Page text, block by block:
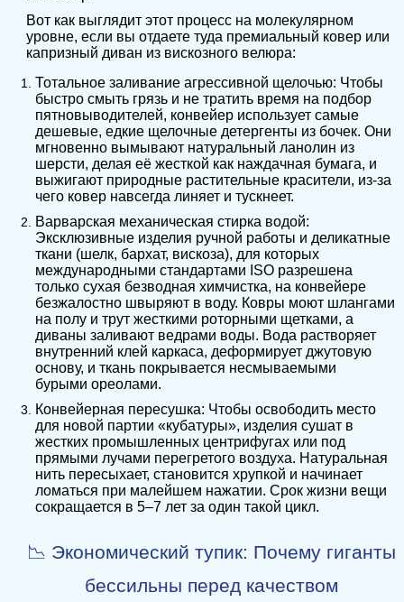
Вот как выглядит этот процесс на молекулярном
уровне, если вы отдаете туда премиальный ковер или
капризный диван из вискозного велюра:
Тотальное заливание агрессивной щелочью: Чтобы
быстро смыть грязь и не тратить время на подбор
пятновыводителей, конвейер использует самые
дешевые, едкие щелочные детергенты из бочек. Они
мгновенно вымывают натуральный ланолин из
шерсти, делая её жесткой как наждачная бумага, и
выжигают природные растительные красители, из-за
чего ковер навсегда линяет и тускнеет.
Варварская механическая стирка водой:
Эксклюзивные изделия ручной работы и деликатные
ткани (шелк, бархат, вискоза), для которых
международными стандартами ISO разрешена
только сухая безводная химчистка, на конвейере
безжалостно швыряют в воду. Ковры моют шлангами
на полу и трут жесткими роторными щетками, а
диваны заливают ведрами воды. Вода растворяет
внутренний клей каркаса, деформирует джутовую
основу, и ткань покрывается несмываемыми
бурыми ореолами.
Конвейерная пересушка: Чтобы освободить место
для новой партии «кубатуры», изделия сушат в
жестких промышленных центрифугах или под
прямыми лучами перегретого воздуха. Натуральная
нить пересыхает, становится хрупкой и начинает
ломаться при малейшем нажатии. Срок жизни вещи
сокращается в 5–7 лет за один такой цикл.
📉 Экономический тупик: Почему гиганты
бессильны перед качеством